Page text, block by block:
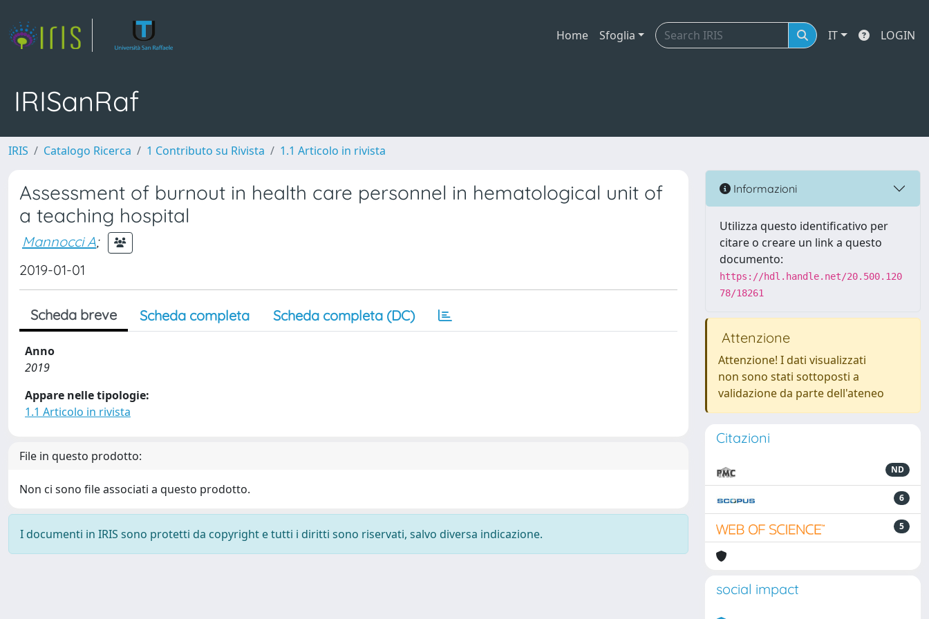
Home Sfoglia IT LOGIN
IRISanRaf
IRIS Catalogo Ricerca 1 Contributo su Rivista 1.1 Articolo in rivista
Assessment of burnout in health care personnel in hematological unit of
a teaching hospital
Mannocci A;
2019-01-01
Scheda breve Scheda completa Scheda completa (DC)
Anno
2019
Appare nelle tipologie:
1.1 Articolo in rivista
File in questo prodotto:
Non ci sono file associati a questo prodotto.
I documenti in IRIS sono protetti da copyright e tutti i diritti sono riservati, salvo diversa indicazione.
Informazioni
Utilizza questo identificativo per
citare o creare un link a questo
documento:
https://hdl.handle.net/20.500.120
78/18261
Attenzione
Attenzione! I dati visualizzati
non sono stati sottoposti a
validazione da parte dell'ateneo
Citazioni
ND
6
5
social impact